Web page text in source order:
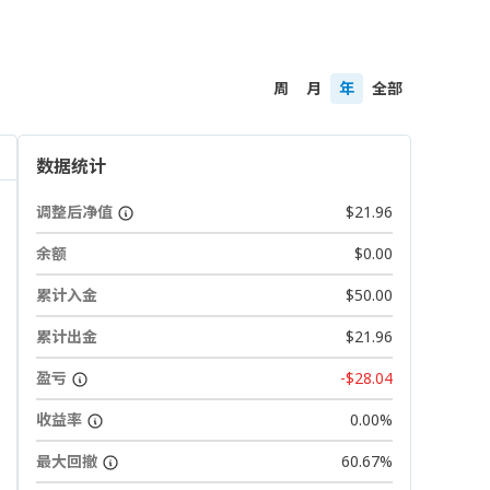
周 月 年 全部
数据统计
调整后净值
$21.96
余额
$0.00
累计入金
$50.00
累计出金
$21.96
盈亏
-$28.04
收益率
0.00%
最大回撤
60.67%